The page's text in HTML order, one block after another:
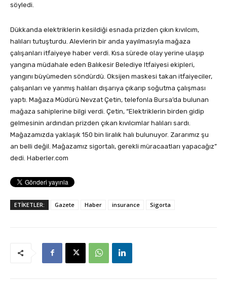
söyledi.
Dükkanda elektriklerin kesildiği esnada prizden çıkın kıvılcım,
halıları tutuşturdu. Alevlerin bir anda yayılmasıyla mağaza
çalışanları itfaiyeye haber verdi. Kısa sürede olay yerine ulaşıp
yangına müdahale eden Balıkesir Belediye Itfaiyesi ekipleri,
yangını büyümeden söndürdü. Oksijen maskesi takan itfaiyeciler,
çalışanları ve yanmış halıları dışarıya çıkarıp soğutma çalışması
yaptı. Mağaza Müdürü Nevzat Çetin, telefonla Bursa’da bulunan
mağaza sahiplerine bilgi verdi. Çetin, “Elektriklerin birden gidip
gelmesinin ardından prizden çıkan kıvılcımlar halıları sardı.
Mağazamızda yaklaşık 150 bin liralık halı bulunuyor. Zararımız şu
an belli değil. Mağazamız sigortalı, gerekli müracaatları yapacağız”
dedi. Haberler.com
ETİKETLER: Gazete Haber insurance Sigorta